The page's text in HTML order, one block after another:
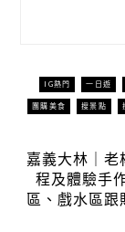
IG熱門 一日遊
團購美食 搜景點
嘉義大林｜老
程及體驗手
區、戲水區跟